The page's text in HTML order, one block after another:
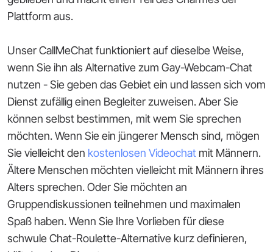
Plattform aus.
Unser CallMeChat funktioniert auf dieselbe Weise,
wenn Sie ihn als Alternative zum Gay-Webcam-Chat
nutzen - Sie geben das Gebiet ein und lassen sich vom
Dienst zufällig einen Begleiter zuweisen. Aber Sie
können selbst bestimmen, mit wem Sie sprechen
möchten. Wenn Sie ein jüngerer Mensch sind, mögen
Sie vielleicht den kostenlosen Videochat mit Männern.
Ältere Menschen möchten vielleicht mit Männern ihres
Alters sprechen. Oder Sie möchten an
Gruppendiskussionen teilnehmen und maximalen
Spaß haben. Wenn Sie Ihre Vorlieben für diese
schwule Chat-Roulette-Alternative kurz definieren,